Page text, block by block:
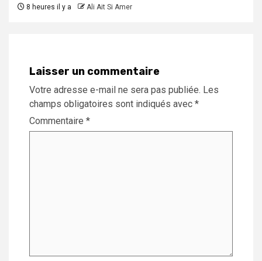
8 heures il y a Ali Ait Si Amer
Laisser un commentaire
Votre adresse e-mail ne sera pas publiée. Les
champs obligatoires sont indiqués avec *
Commentaire *